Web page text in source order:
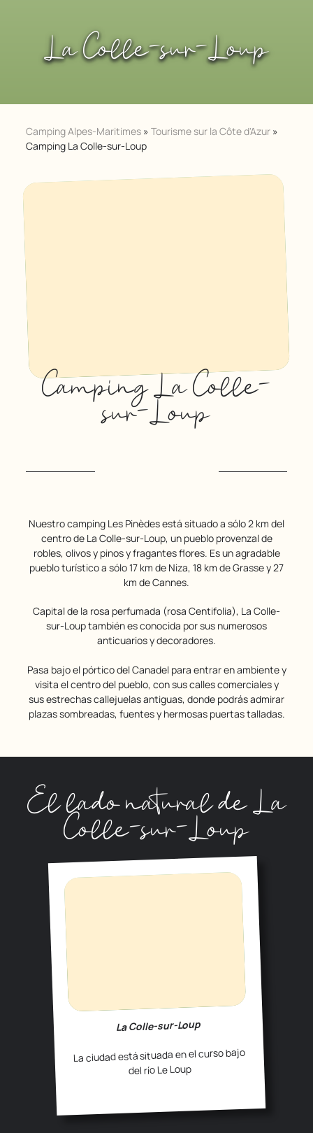
La Colle-sur-Loup
Camping Alpes-Maritimes »Tourisme sur la Côte d'Azur »
Camping La Colle-sur-Loup
Camping La Colle-
sur-Loup
Nuestro camping Les Pinèdes está situado a sólo 2 km del
centro de La Colle-sur-Loup, un pueblo provenzal de
robles, olivos y pinos y fragantes flores. Es un agradable
pueblo turístico a sólo 17 km de Niza, 18 km de Grasse y 27
km de Cannes.
Capital de la rosa perfumada (rosa Centifolia), La Colle-
sur-Loup también es conocida por sus numerosos
anticuarios y decoradores.
Pasa bajo el pórtico del Canadel para entrar en ambiente y
visita el centro del pueblo, con sus calles comerciales y
sus estrechas callejuelas antiguas, donde podrás admirar
plazas sombreadas, fuentes y hermosas puertas talladas.
El lado natural de La
Colle-sur-Loup
La Colle-sur-Loup
La ciudad está situada en el curso bajo
del río Le Loup